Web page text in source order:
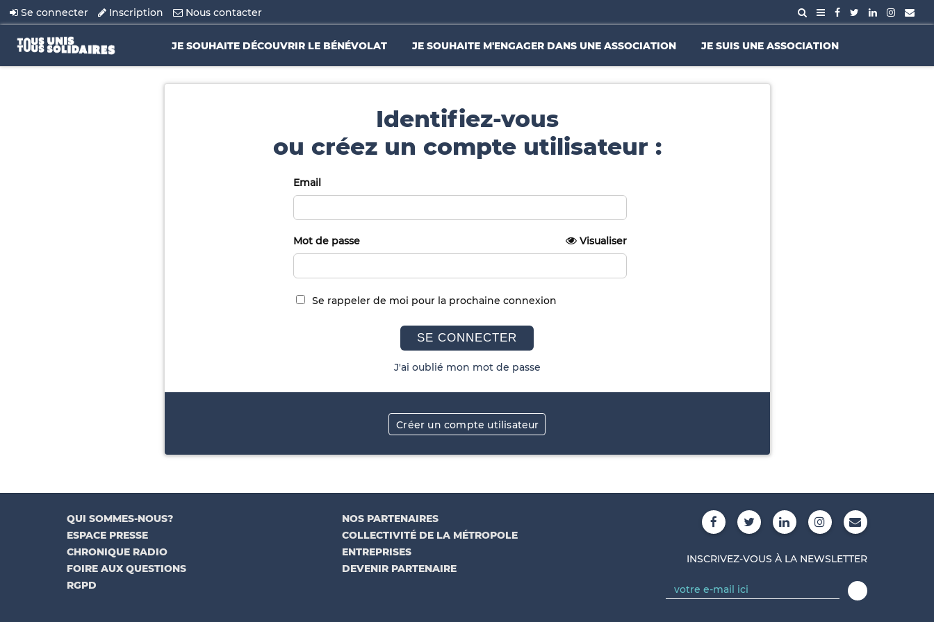
Se connecter Inscription Nous contacter
JE SOUHAITE DÉCOUVRIR LE BÉNÉVOLAT JE SOUHAITE M'ENGAGER DANS UNE ASSOCIATION JE SUIS UNE ASSOCIATION
Identifiez-vous
ou créez un compte utilisateur :
Email
Mot de passe Visualiser
Se rappeler de moi pour la prochaine connexion
SE CONNECTER
J'ai oublié mon mot de passe
Créer un compte utilisateur
QUI SOMMES-NOUS?
ESPACE PRESSE
CHRONIQUE RADIO
FOIRE AUX QUESTIONS
RGPD
NOS PARTENAIRES
COLLECTIVITÉ DE LA MÉTROPOLE
ENTREPRISES
DEVENIR PARTENAIRE
INSCRIVEZ-VOUS À LA NEWSLETTER